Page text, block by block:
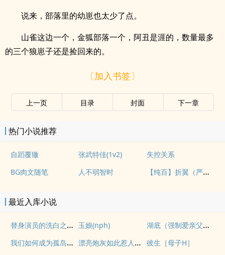
说来，部落里的幼崽也太少了点。
山雀这边一个，金狐部落一个，阿丑是涯的，数量最多
的三个狼崽子还是捡回来的。
〔加入书签〕
上一页 目录 封面 下一章
热门小说推荐
自蹈覆辙 张武特佳(1v2)
失控关系
BG肉文随笔
人不弱智时 【纯百】折翼（严厉上司是小鸟）
最近入库小说
替身演员的洗白之路(nph) 玉娘(nph)
湖底（强制爱亲父女）
我们如何成为孤岛（异国，NPH）
漂亮炮灰如此惹人怜爱 彼生［母子H］